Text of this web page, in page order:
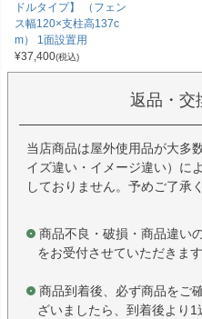
ドルタイプ】 （フェン
ス幅120×支柱高137c
m） 1面設置用
¥37,400(税込)
返品・交
当店商品は屋外使用品が大多
イズ違い・イメージ違い）に
しておりません。予めご了承
商品不良・破損・商品違い
をお受付させていただきます
商品到着後、必ず商品をご
ざいましたら、到着後より